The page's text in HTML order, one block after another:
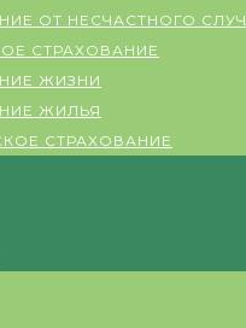
ОТ НЕСЧАСТНОГО
СТРАХОВАНИЕ
ЖИЗНИ
ЖИЛЬЯ
СТРАХОВАНИЕ